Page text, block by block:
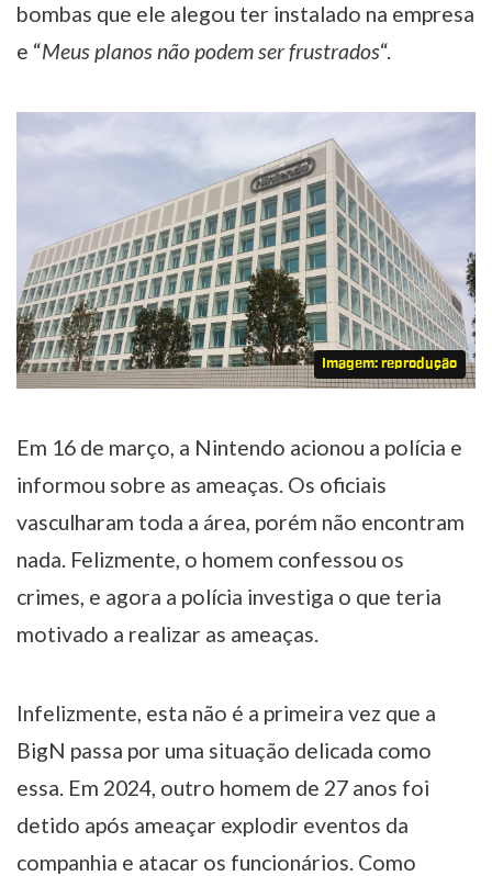
bombas que ele alegou ter instalado na empresa
e “Meus planos não podem ser frustrados“.
Imagem: reprodução
Em 16 de março, a Nintendo acionou a polícia e
informou sobre as ameaças. Os oficiais
vasculharam toda a área, porém não encontram
nada. Felizmente, o homem confessou os
crimes, e agora a polícia investiga o que teria
motivado a realizar as ameaças.
Infelizmente, esta não é a primeira vez que a
BigN passa por uma situação delicada como
essa. Em 2024, outro homem de 27 anos foi
detido após ameaçar explodir eventos da
companhia e atacar os funcionários. Como